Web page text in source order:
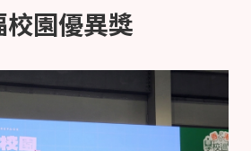
園優異獎